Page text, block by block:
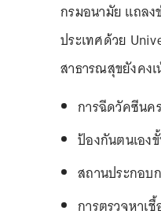
กรมอนามัย แถลง
ประเทศด้วย
สาธารณสุขยังคง
การฉีดวัคซีนค
ป้องกันตนเอง
สถานประกอบ
การตรวจหาเ